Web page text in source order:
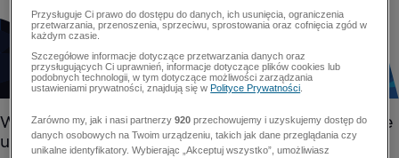
Przysługuje Ci prawo do dostępu do danych, ich usunięcia, ograniczenia
przetwarzania, przenoszenia, sprzeciwu, sprostowania oraz cofnięcia zgód w
każdym czasie.
Szczegółowe informacje dotyczące przetwarzania danych oraz
przysługujących Ci uprawnień, informacje dotyczące plików cookies lub
podobnych technologii, w tym dotyczące możliwości zarządzania
ustawieniami prywatności, znajdują się wPolityce Prywatności
Zarówno my, jak i nasi partnerzy920 przechowujemy i uzyskujemy dostęp do
danych osobowych na Twoim urządzeniu, takich jak dane przeglądania czy
unikalne identyfikatory. Wybierając „Akceptuj wszystko”, umożliwiasz